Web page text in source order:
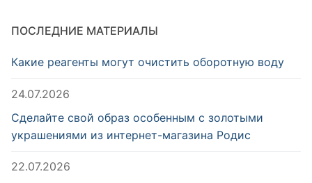
ПОСЛЕДНИЕ МАТЕРИАЛЫ
Какие реагенты могут очистить оборотную воду
24.07.2026
Сделайте свой образ особенным с золотыми
украшениями из интернет-магазина Родис
22.07.2026